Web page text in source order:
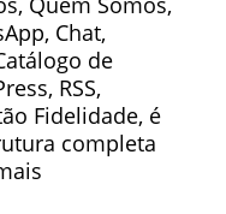
Chat,
de
RSS,
Fidelidade, é
completa